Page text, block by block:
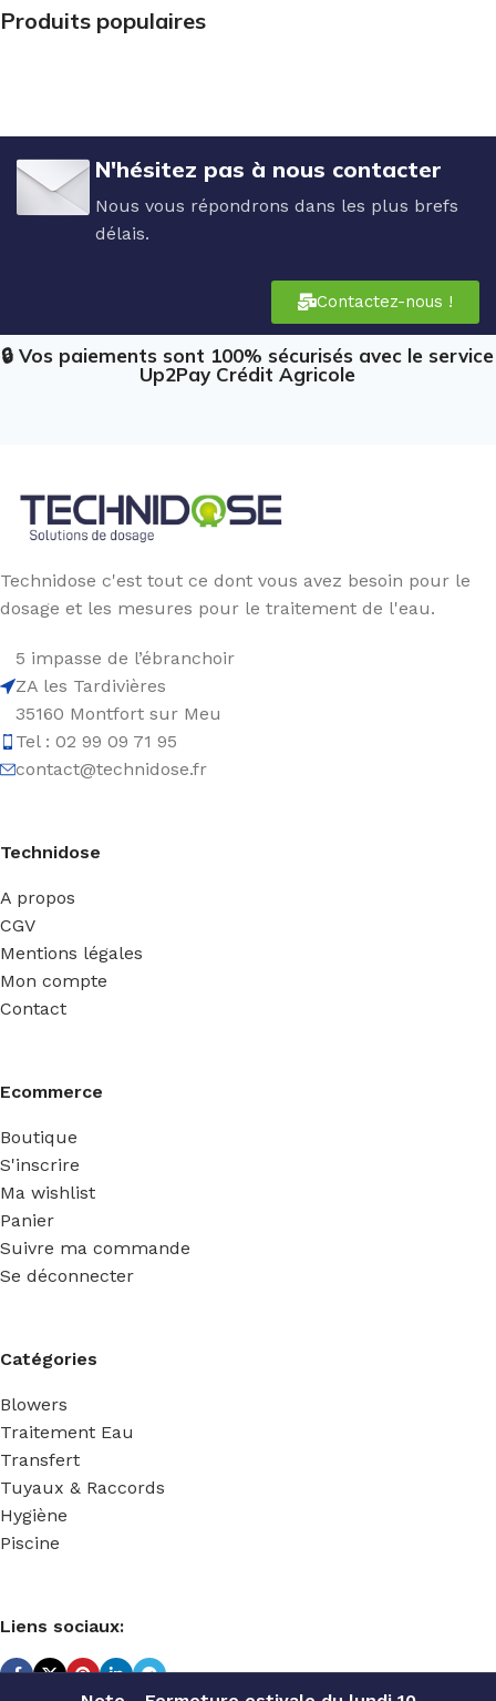
Produits populaires
N'hésitez pas à nous contacter
Nous vous répondrons dans les plus brefs
délais.
Contactez-nous !
🔒 Vos paiements sont 100% sécurisés avec le service
Up2Pay Crédit Agricole
Technidose c'est tout ce dont vous avez besoin pour le
dosage et les mesures pour le traitement de l'eau.
5 impasse de l’ébranchoir
ZA les Tardivières
35160 Montfort sur Meu
Tel : 02 99 09 71 95
contact@technidose.fr
Technidose
A propos
CGV
Mentions légales
Mon compte
Contact
Ecommerce
Boutique
S'inscrire
Ma wishlist
Panier
Suivre ma commande
Se déconnecter
Catégories
Blowers
Traitement Eau
Transfert
Tuyaux & Raccords
Hygiène
Piscine
Liens sociaux: